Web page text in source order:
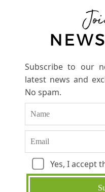
Subscribe to our
latest news and
No spam.
Yes, I accept